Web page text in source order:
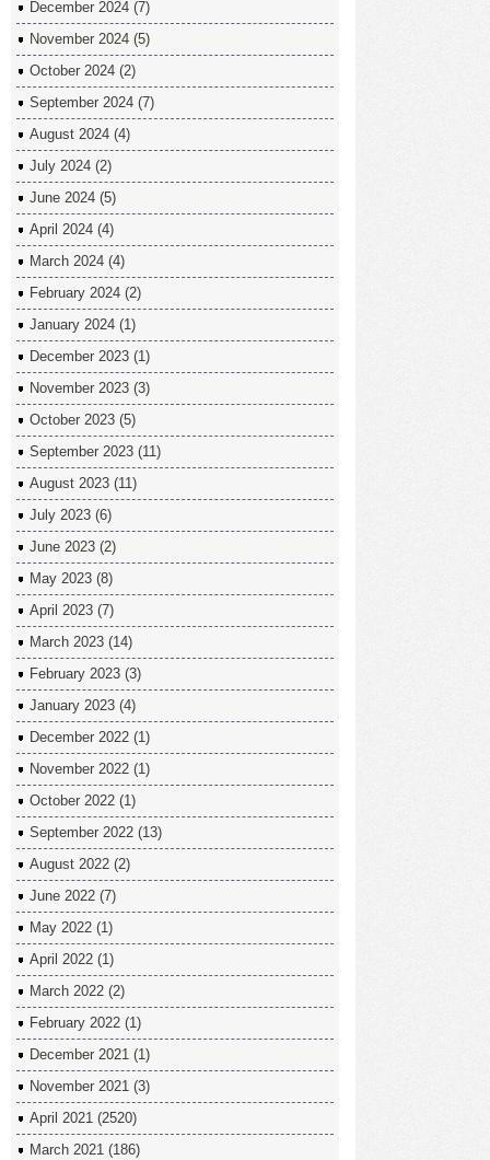
December 2024 (7)
November 2024 (5)
October 2024 (2)
September 2024 (7)
August 2024 (4)
July 2024 (2)
June 2024 (5)
April 2024 (4)
March 2024 (4)
February 2024 (2)
January 2024 (1)
December 2023 (1)
November 2023 (3)
October 2023 (5)
September 2023 (11)
August 2023 (11)
July 2023 (6)
June 2023 (2)
May 2023 (8)
April 2023 (7)
March 2023 (14)
February 2023 (3)
January 2023 (4)
December 2022 (1)
November 2022 (1)
October 2022 (1)
September 2022 (13)
August 2022 (2)
June 2022 (7)
May 2022 (1)
April 2022 (1)
March 2022 (2)
February 2022 (1)
December 2021 (1)
November 2021 (3)
April 2021 (2520)
March 2021 (186)